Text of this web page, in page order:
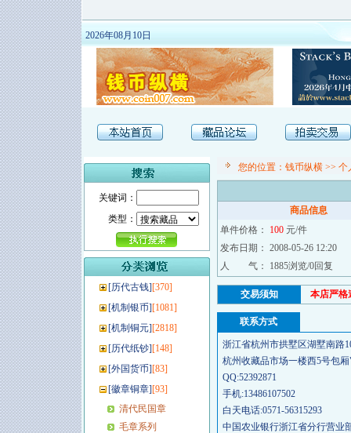
2026年08月10日
关键词：
类型：
[历代古钱][370]
[机制银币][1081]
[机制铜元][2818]
[历代纸钞][148]
[外国货币][83]
[徽章铜章][93]
清代民国章
毛章系列
您的位置： 钱币纵横 >> 个
商品信息
单件价格：
100 元/件
发布日期： 2008-05-26 12:20
人 气： 1885浏览/0回复
交易须知 本店严格
联系方式
浙江省杭州市拱墅区湖墅南路
杭州收藏品市场一楼西5号包
QQ:52392871
手机:13486107502
白天电话:0571-56315293
中国农业银行浙江省分行营业